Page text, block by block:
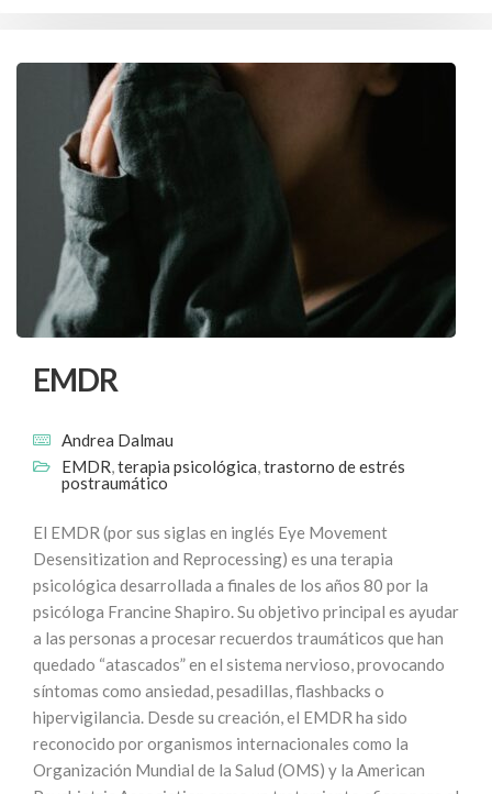
EMDR
Andrea Dalmau
EMDR,terapia psicológica,trastorno de estrés
postraumático
El EMDR (por sus siglas en inglés Eye Movement
Desensitization and Reprocessing) es una terapia
psicológica desarrollada a finales de los años 80 por la
psicóloga Francine Shapiro. Su objetivo principal es ayudar
a las personas a procesar recuerdos traumáticos que han
quedado “atascados” en el sistema nervioso, provocando
síntomas como ansiedad, pesadillas, flashbacks o
hipervigilancia. Desde su creación, el EMDR ha sido
reconocido por organismos internacionales como la
Organización Mundial de la Salud (OMS) y la American